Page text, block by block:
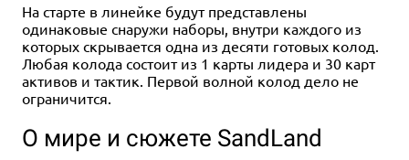
На старте в линейке будут представлены
одинаковые снаружи наборы, внутри каждого из
которых скрывается одна из десяти готовых колод.
Любая колода состоит из 1 карты лидера и 30 карт
активов и тактик. Первой волной колод дело не
ограничится.
О мире и сюжете SandLand